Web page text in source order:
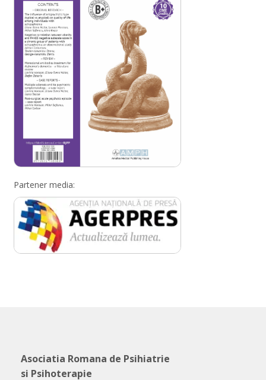
Partener media:
Asociatia Romana de Psihiatrie
si Psihoterapie